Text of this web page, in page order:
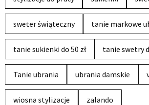
sweter świąteczny tanie markowe
tanie sukienki do 50 zł tanie swetry
Tanie ubrania ubrania damskie
wiosna stylizacje zalando